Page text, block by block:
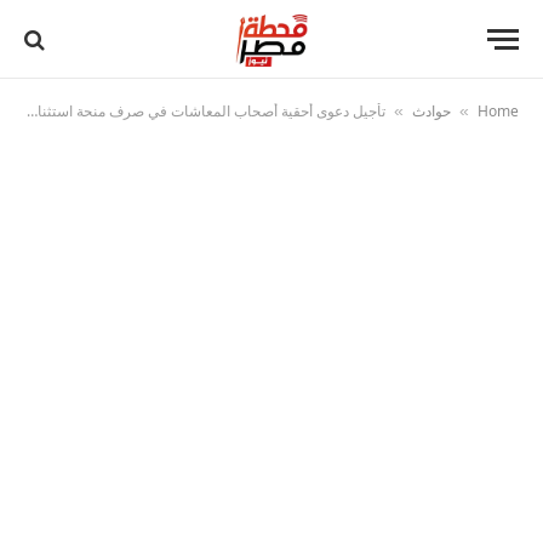
Home
» حوادث » تأجيل دعوى أحقية أصحاب المعاشات في صرف منحة استثنائية